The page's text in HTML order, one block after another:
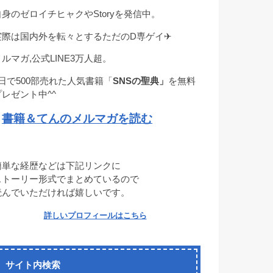
のゼロイチヒャクやStoryを発信中。
際は国内外を転々とするただのD専ゲイ✈︎
マガ,公式LINE3万人超。
で500部売れた人気書籍「 SNSの聖典」
を無料
レゼント中^^
書籍＆てんのメルマガを読む
単な経歴などは下記リンクに
トーリー形式でまとめているので
でいただければ嬉しいです。
詳しいプロフィールはこちら
サイト内検索